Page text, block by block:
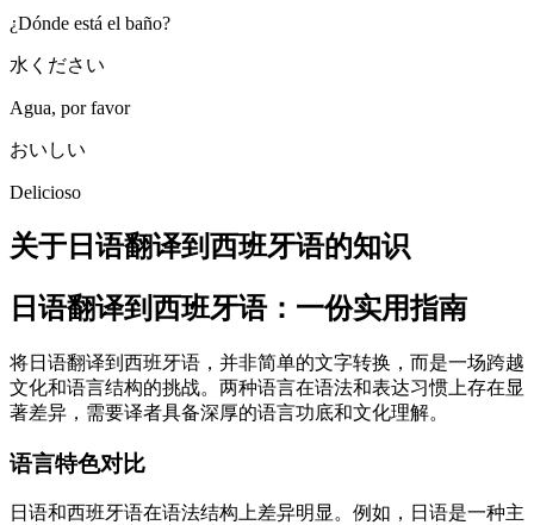
¿Dónde está el baño?
水ください
Agua, por favor
おいしい
Delicioso
关于日语翻译到西班牙语的知识
日语翻译到西班牙语：一份实用指南
将日语翻译到西班牙语，并非简单的文字转换，而是一场跨越
文化和语言结构的挑战。两种语言在语法和表达习惯上存在显
著差异，需要译者具备深厚的语言功底和文化理解。
语言特色对比
日语和西班牙语在语法结构上差异明显。例如，日语是一种主